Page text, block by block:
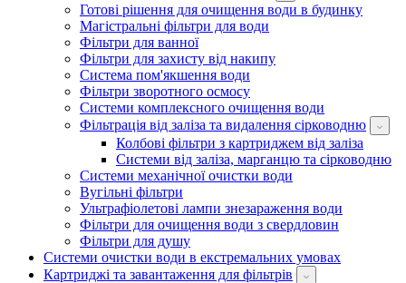
Готові рішення для очищення води в будинку
Магістральні фільтри для води
Фільтри для ванної
Фільтри для захисту від накипу
Система пом'якшення води
Фільтри зворотного осмосу
Системи комплексного очищення води
Фільтрація від заліза та видалення сірководню
Колбові фільтри з картриджем від заліза
Системи від заліза, марганцю та сірководню
Системи механічної очистки води
Вугільні фільтри
Ультрафіолетові лампи знезараження води
Фільтри для очищення води з свердловин
Фільтри для душу
Системи очистки води в екстремальних умовах
Картриджі та завантаження для фільтрів